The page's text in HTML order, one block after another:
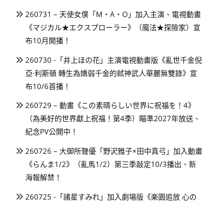
260731 – 天使女僕「M・A・O」加入主演、電視動畫
《マジカル★エクスプローラー》（魔法★探險家）宣
布10月開播！
260730 -「井上ほの花」主演電視動畫版《亂世千金倪
亞·利斯頓 轉生為嬌弱千金的弒神武人華麗無雙錄》宣
布10/6首播！
260729 – 動畫《この素晴らしい世界に祝福を！4》
（為美好的世界獻上祝福！第4季）瞄準2027年放送、
紀念PV公開中！
260726 – 大御所聲優「野沢雅子×田中真弓」加入動畫
《らんま1/2》（亂馬1/2）第三季敲定10/3播出、新
海報解禁！
260725 -「諸星すみれ」加入劇場版《楽園追放 心の